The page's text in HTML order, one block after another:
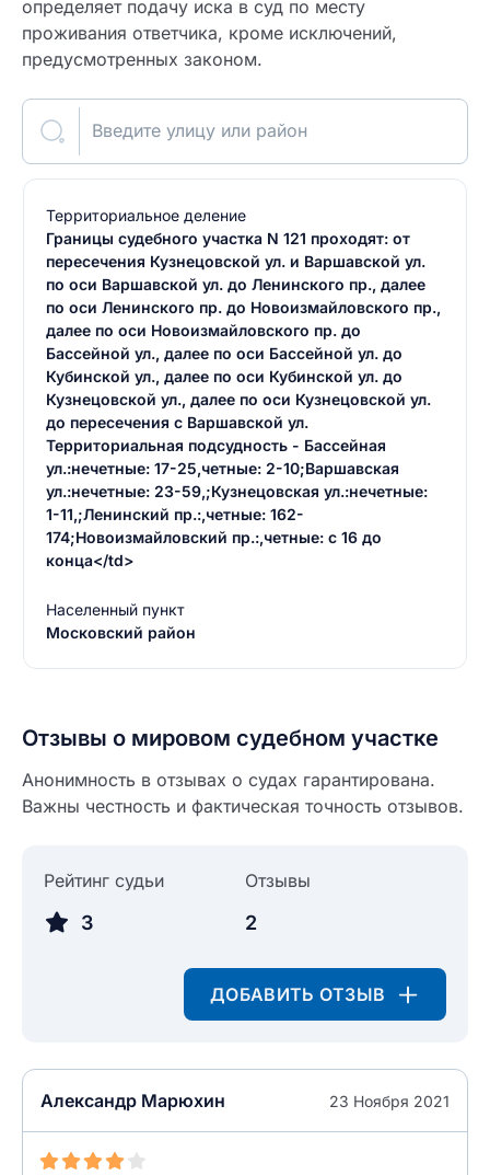
определяет подачу иска в суд по месту
проживания ответчика, кроме исключений,
предусмотренных законом.
Введите улицу или район
Территориальное деление
Границы судебного участка N 121 проходят: от
пересечения Кузнецовской ул. и Варшавской ул.
по оси Варшавской ул. до Ленинского пр., далее
по оси Ленинского пр. до Новоизмайловского пр.,
далее по оси Новоизмайловского пр. до
Бассейной ул., далее по оси Бассейной ул. до
Кубинской ул., далее по оси Кубинской ул. до
Кузнецовской ул., далее по оси Кузнецовской ул.
до пересечения с Варшавской ул.
Территориальная подсудность - Бассейная
ул.:нечетные: 17-25,четные: 2-10;Варшавская
ул.:нечетные: 23-59,;Кузнецовская ул.:нечетные:
1-11,;Ленинский пр.:,четные: 162-
174;Новоизмайловский пр.:,четные: с 16 до
конца</td>
Населенный пункт
Московский район
Отзывы о мировом судебном участке
Анонимность в отзывах о судах гарантирована.
Важны честность и фактическая точность отзывов.
Рейтинг судьи
3
Отзывы
2
ДОБАВИТЬ ОТЗЫВ
Александр Марюхин 23 Ноября 2021
Введите свое имя
Текст отзыва
Введите свой номер телефона